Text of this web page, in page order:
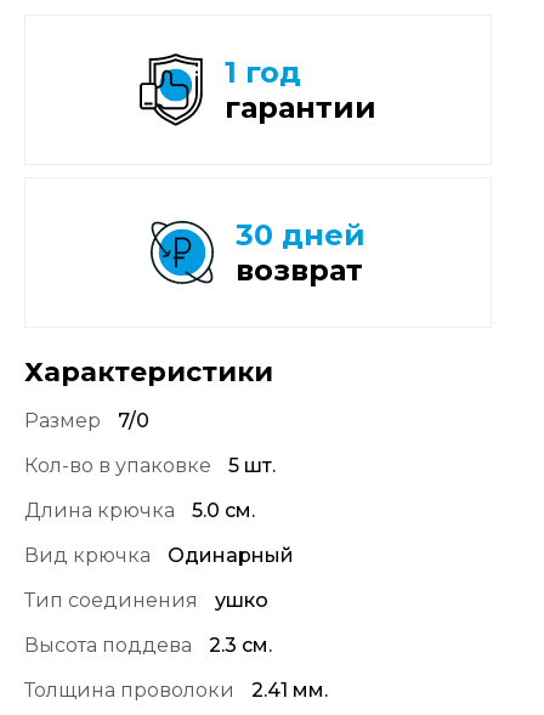
Характеристики
Размер
7/0
Кол-во в упаковке
5 шт.
Длина крючка
5.0 см.
Вид крючка
Одинарный
Тип соединения
ушко
Высота поддева
2.3 см.
Толщина проволоки
2.41 мм.
1 год
гарантии
30 дней
возврат